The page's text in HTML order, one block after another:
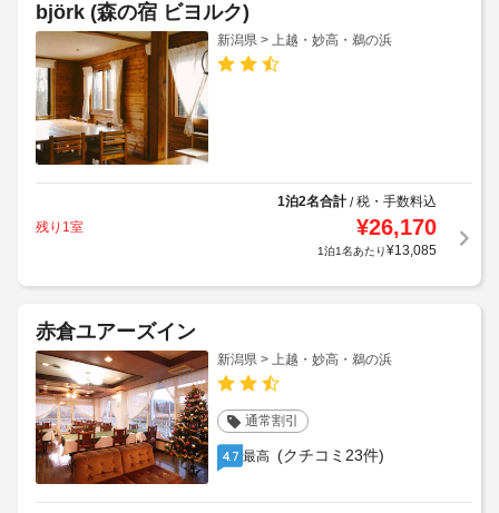
björk (森の宿 ビヨルク)
新潟県 > 上越・妙高・鵜の浜
1泊2名合計/税・手数料込
残り1室
¥26,170
1泊1名あたり¥13,085
赤倉ユアーズイン
新潟県 > 上越・妙高・鵜の浜
通常割引
4.7 最高 (クチコミ23件)